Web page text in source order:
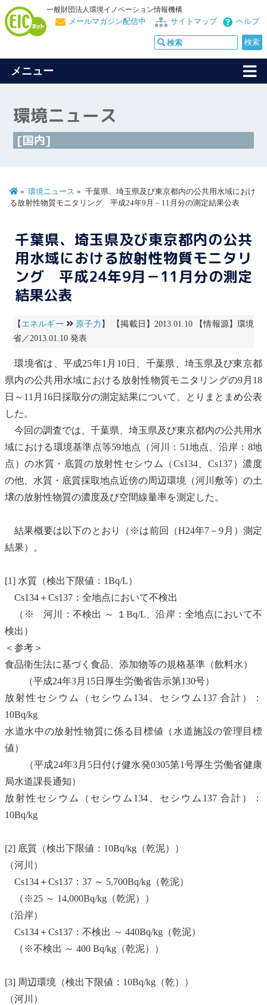
一般財団法人環境イノベーション情報機構
ヘルプ
サイトマップ
メールマガジン配信中
メニュー
環境ニュース
[国内]
環境ニュース
千葉県、埼玉県及び東京都内の公共用水域におけ
る放射性物質モニタリング 平成24年9月－11月分の測定結果公表
千葉県、埼玉県及び東京都内の公共
用水域における放射性物質モニタリ
ング 平成24年9月－11月分の測定
結果公表
【 エネルギー 原子力 】 【掲載日】2013.01.10 【情報源】環境
省／2013.01.10 発表
環境省は、平成25年1月10日、千葉県、埼玉県及び東京都
県内の公共用水域における放射性物質モニタリングの9月18
日～11月16日採取分の測定結果について、とりまとまめ公表
した。
今回の調査では、千葉県、埼玉県及び東京都内の公共用水
域における環境基準点等59地点（河川
：51地点、沿岸：8地
点）の水質・ 底質の放射性セシウム（Cs134、Cs137）濃度
の他、水質・ 底質採取地点近傍の周辺環境（河川 敷等）の土
壌の放射性物質の濃度及び空間線量率を測定した。
結果概要は以下のとおり（※は前回（H24年7－9月）測定
結果）。
[1] 水質（検出下限値：1Bq/L）
Cs134＋Cs137：全地点において不検出
（※河川
：不検出 ～ １Bq/L、沿岸：全地点において不
検出）
＜参考＞
食品衛生法に基づく食品、添加物等の規格基準（飲料水）
（平成24年3月15日厚生労働省告示第130号）
放射性セシウム（セシウム134、セシウム137 合計）：
10Bq/kg
水道水中の放射性物質に係る目標値（水道施設の管理目標
値）
（平成24年3月5日付け健水発0305第1号厚生労働省健康
局水道課長通知）
放射性セシウム（セシウム134、セシウム137 合計）：
10Bq/kg
[2] 底質 （検出下限値：10Bq/kg（乾泥））
（河川
）
Cs134＋Cs137：37 ～ 5,700Bq/kg（乾泥）
（※25 ～ 14,000Bq/kg（乾泥））
（沿岸）
Cs134＋Cs137：不検出 ～ 440Bq/kg（乾泥）
（※不検出 ～ 400 Bq/kg（乾泥））
[3] 周辺環境（検出下限値：10Bq/kg（乾））
（河川
）